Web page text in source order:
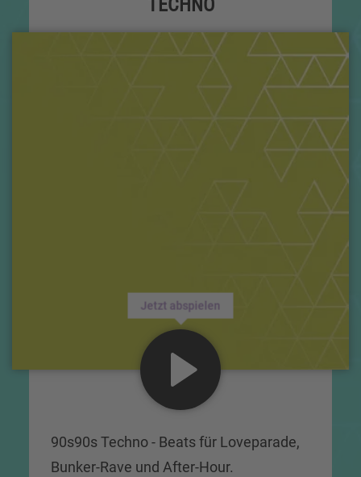
TECHNO
Jetzt abspielen
90s90s Techno - Beats für Loveparade,
Bunker-Rave und After-Hour.